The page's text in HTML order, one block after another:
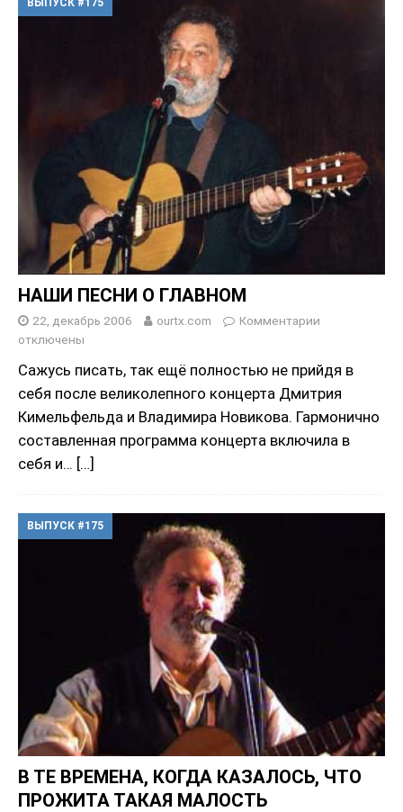
ВЫПУСК #175
НАШИ ПЕСНИ О ГЛАВНОМ
22, декабрь 2006 ourtx.com
Комментарии
отключены
Сажусь писать, так ещё полностью не прийдя в
себя после великолепного концерта Дмитрия
Кимельфельда и Владимира Новикова. Гармонично
составленная программа концерта включила в
себя и… […]
ВЫПУСК #175
В ТЕ ВРЕМЕНА, КОГДА КАЗАЛОСЬ, ЧТО
ПРОЖИТА ТАКАЯ МАЛОСТЬ